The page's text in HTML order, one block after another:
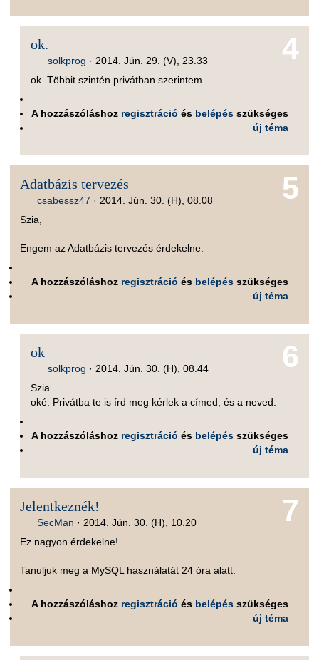
4
ok.
solkprog · 2014. Jún. 29. (V), 23.33
ok. Többit szintén privátban szerintem.
A hozzászóláshoz regisztráció és belépés szükséges
új téma
5
Adatbázis tervezés
csabessz47 · 2014. Jún. 30. (H), 08.08
Szia,
Engem az Adatbázis tervezés érdekelne.
A hozzászóláshoz regisztráció és belépés szükséges
új téma
6
ok
solkprog · 2014. Jún. 30. (H), 08.44
Szia
oké. Privátba te is írd meg kérlek a címed, és a neved.
A hozzászóláshoz regisztráció és belépés szükséges
új téma
7
Jelentkeznék!
SecMan · 2014. Jún. 30. (H), 10.20
Ez nagyon érdekelne!
Tanuljuk meg a MySQL használatát 24 óra alatt.
A hozzászóláshoz regisztráció és belépés szükséges
új téma